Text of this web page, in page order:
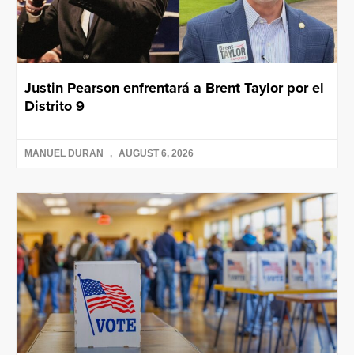
Justin Pearson enfrentará a Brent Taylor por el
Distrito 9
MANUEL DURAN AUGUST 6, 2026